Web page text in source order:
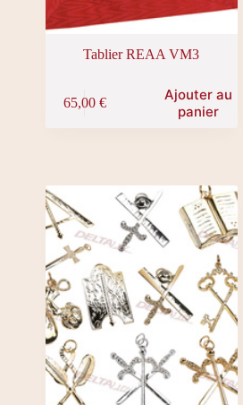
Tablier REAA VM3
65,00 €
Ajouter au
panier